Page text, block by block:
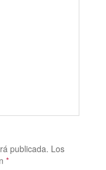
publicada. Los
*